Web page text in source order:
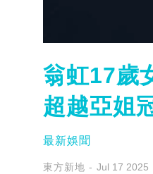
翁虹17歲
超越亞姐
最新娛聞
東方新地 Jul 17 2025